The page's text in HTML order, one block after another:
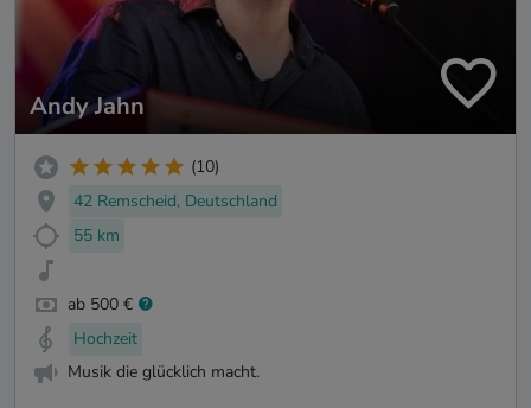
Andy Jahn
(10)
42 Remscheid, Deutschland
55 km
ab 500 €
Hochzeit
Musik die glücklich macht.